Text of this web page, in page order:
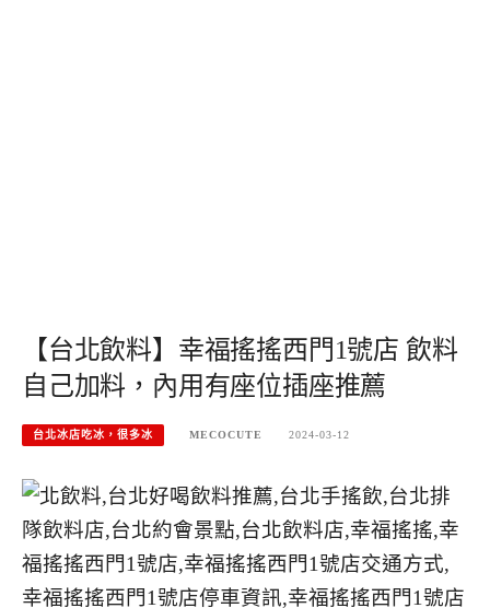
【台北飲料】幸福搖搖西門1號店 飲料
自己加料，內用有座位插座推薦
台北冰店吃冰，很多冰 MECOCUTE 2024-03-12